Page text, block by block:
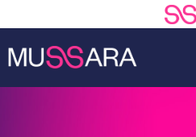
contenido